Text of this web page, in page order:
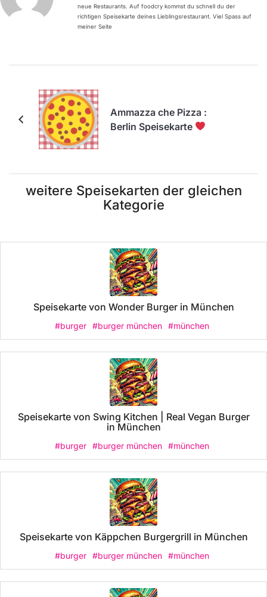
neue Restaurants. Auf foodcry kommst du schnell du der
richtigen Speisekarte deines Lieblingsrestaurant. Viel Spass auf
meiner Seite
Ammazza che Pizza :
Berlin Speisekarte
weitere Speisekarten der gleichen
Kategorie
Speisekarte von Wonder Burger in München
#burger #burger münchen #münchen
Speisekarte von Swing Kitchen | Real Vegan Burger
in München
#burger #burger münchen #münchen
Speisekarte von Käppchen Burgergrill in München
#burger #burger münchen #münchen